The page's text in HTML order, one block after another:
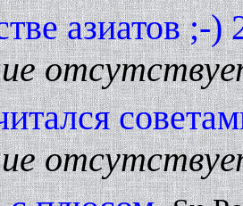
азиатов ;-)